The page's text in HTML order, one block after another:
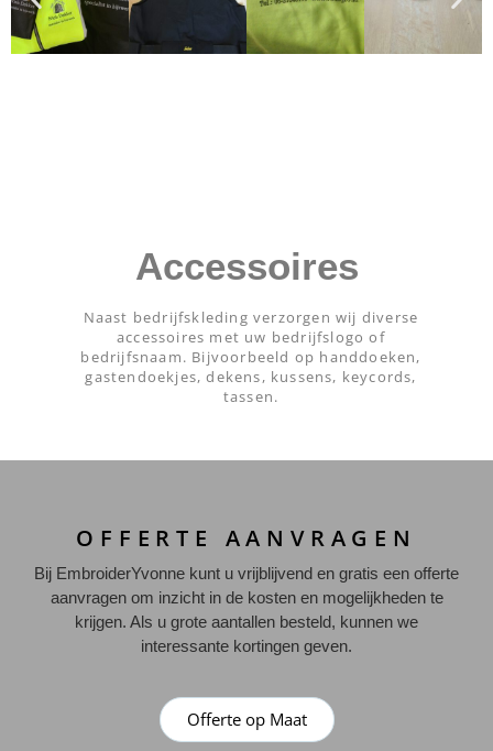
Accessoires
Naast bedrijfskleding verzorgen wij diverse
accessoires met uw bedrijfslogo of
bedrijfsnaam. Bijvoorbeeld op handdoeken,
gastendoekjes, dekens, kussens, keycords,
tassen.
OFFERTE AANVRAGEN
Bij EmbroiderYvonne kunt u vrijblijvend en gratis een offerte
aanvragen om inzicht in de kosten en mogelijkheden te
krijgen. Als u grote aantallen besteld, kunnen we
interessante kortingen geven.
Offerte op Maat